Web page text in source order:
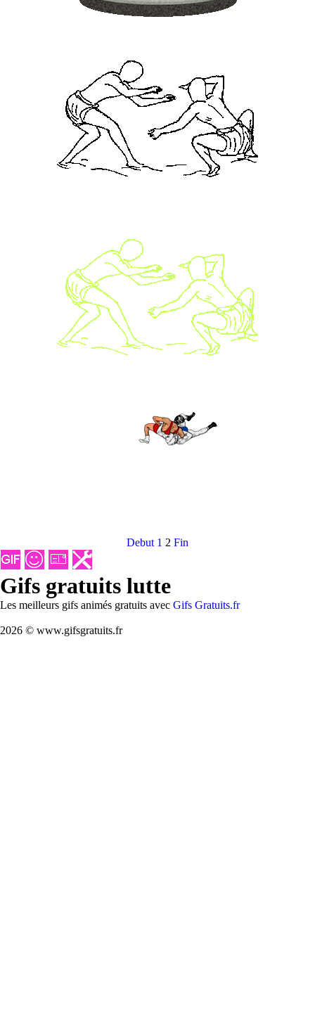
Debut 1 2 Fin
Gifs gratuits lutte
Les meilleurs gifs animés gratuits avec Gifs Gratuits.fr
2026 © www.gifsgratuits.fr